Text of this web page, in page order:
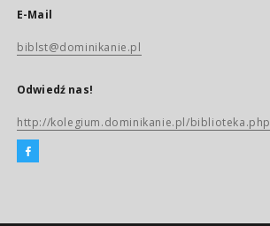
E-Mail
biblst@dominikanie.pl
Odwiedź nas!
http://kolegium.dominikanie.pl/biblioteka.php